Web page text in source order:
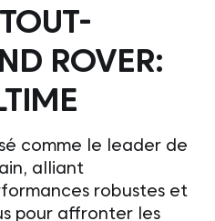
ROVER:
comme le leader de
alliant
robustes et
pour affronter les